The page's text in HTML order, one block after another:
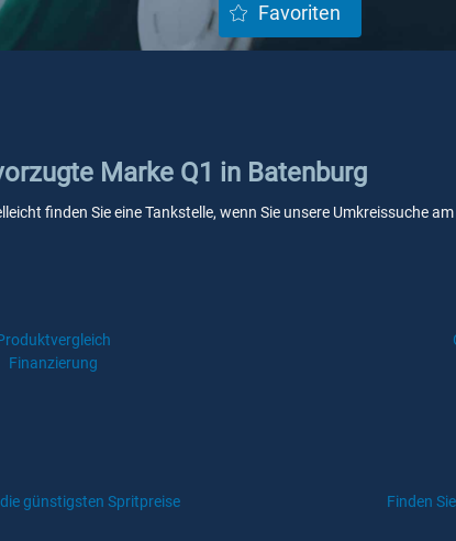
Favoriten
Marke Q1 in Batenburg
finden Sie eine Tankstelle, wenn Sie unsere Umkreissuche
Finanzierung
günstigsten Spritpreise Finden